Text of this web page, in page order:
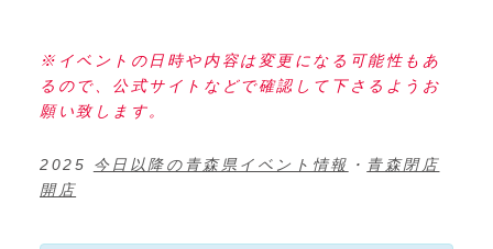
※イベントの日時や内容は変更になる可能性もあ
るので、公式サイトなどで確認して下さるようお
願い致します。
2025 今日以降の青森県イベント情報 ・ 青森閉店
開店